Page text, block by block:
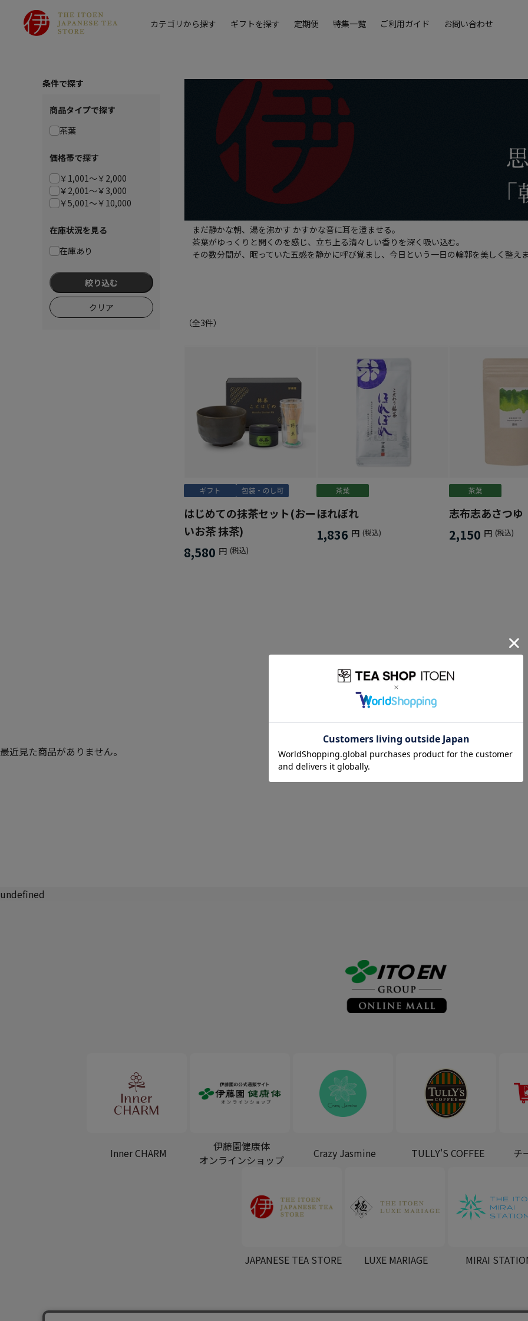
カテゴリから探す ギフトを探す 定期便 特集一覧 ご利用ガイド お問い合わせ
条件で探す
商品タイプで探す
茶葉
価格帯で探す
￥1,001～￥2,000
￥2,001～￥3,000
￥5,001～￥10,000
在庫状況を見る
在庫あり
絞り込む
クリア
まだ静かな朝、湯を沸かす かすかな音に耳を澄ませる。
茶葉がゆっくりと開くのを感じ、立ち上る清々しい香りを深く吸い込む。
その数分間が、眠っていた五感を静かに呼び覚まし、今日という一日の輪郭を美しく整え
（全3件）
はじめての抹茶セット(おー
いお茶 抹茶)
8,580 円 (税込)
ほれぼれ
1,836 円 (税込)
志布志あさつゆ
2,150 円 (税込)
最近チェックした商品
最近見た商品がありません。
undefined
Inner CHARM
伊藤園健康体
オンラインショップ
Crazy Jasmine TULLY'S COFFEE チ
JAPANESE TEA STORE LUXE MARIAGE MIRAI